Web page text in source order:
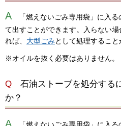
A 「燃えないごみ専用袋」に入る
て出すことができます。入らない
れば、 大型ごみとして処理すること
※オイルを抜く必要はありません。
Q 石油ストーブを処分する
か？
A
「燃えないごみ専用袋」に入